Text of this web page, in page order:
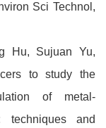
Sci Technol,
Hu, Sujuan Yu,
to study the
of metal-
techniques and